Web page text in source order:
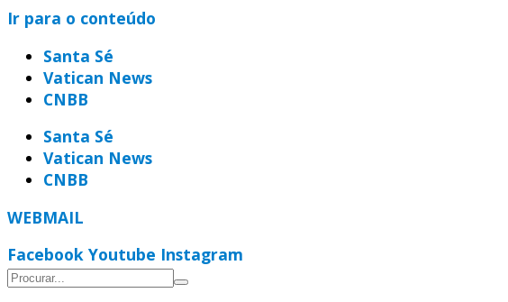
Ir para o conteúdo
Santa Sé
Vatican News
CNBB
Santa Sé
Vatican News
CNBB
WEBMAIL
Facebook Youtube Instagram